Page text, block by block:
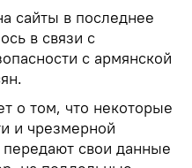
сайты в последнее
в связи с
с армянской
о том, что некоторые
и чрезмерной
свои данные